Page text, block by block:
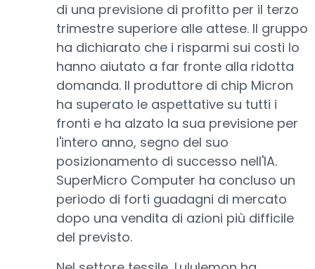
di una previsione di profitto per il terzo
trimestre superiore alle attese. Il gruppo
ha dichiarato che i risparmi sui costi lo
hanno aiutato a far fronte alla ridotta
domanda. Il produttore di chip Micron
ha superato le aspettative su tutti i
fronti e ha alzato la sua previsione per
l'intero anno, segno del suo
posizionamento di successo nell'IA.
SuperMicro Computer ha concluso un
periodo di forti guadagni di mercato
dopo una vendita di azioni più difficile
del previsto.